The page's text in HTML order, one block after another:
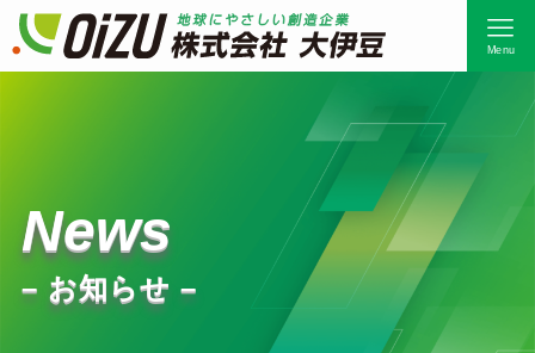
Menu
News
– お知らせ –